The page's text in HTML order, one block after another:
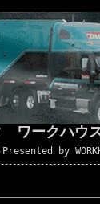
ワークハウ
by